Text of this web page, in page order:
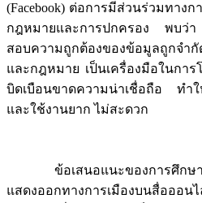
(Facebook) ต่อการมีส่วนร่วมทาง
กฎหมายและการปกครอง พบว่า
สอบความถูกต้องของข้อมูลถูกจำกั
และกฎหมาย เป็นเครื่องมือในกา
บิดเบือนขาดความน่าเชื่อถือ ทำใ
และใช้งานยาก ไม่สะดวก
ข้อเสนอแนะของการศึกษาคื
แสดงออกทางการเมืองบนสื่อออน